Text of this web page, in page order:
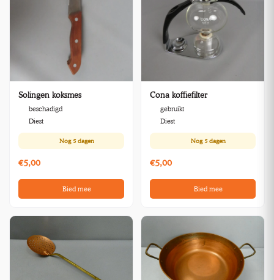
Solingen koksmes
beschadigd
Diest
Nog 5 dagen
€5,00
Bied mee
Cona koffiefilter
gebruikt
Diest
Nog 5 dagen
€5,00
Bied mee